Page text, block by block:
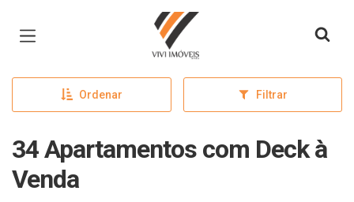
Página inicial
Ordenar Filtrar
34 Apartamentos com Deck à
Venda